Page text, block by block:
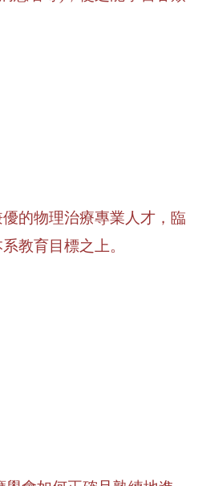
的物理治療專業人才，臨
教育目標之上。